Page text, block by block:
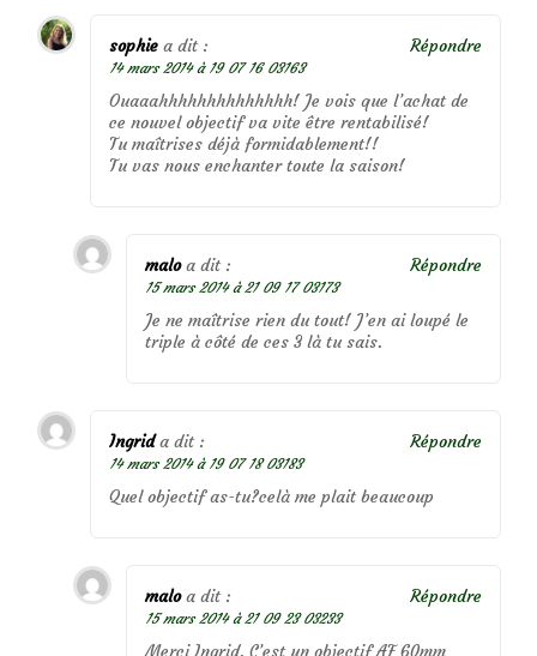
sophie a dit :
14 mars 2014 à 19 07 16 03163
Ouaaahhhhhhhhhhhhhh! Je vois que l’achat de
ce nouvel objectif va vite être rentabilisé!
Tu maîtrises déjà formidablement!!
Tu vas nous enchanter toute la saison!
Répondre
malo a dit :
15 mars 2014 à 21 09 17 03173
Je ne maîtrise rien du tout! J’en ai loupé le
triple à côté de ces 3 là tu sais.
Répondre
Ingrid a dit :
14 mars 2014 à 19 07 18 03183
Quel objectif as-tu?celà me plait beaucoup
Répondre
malo a dit :
15 mars 2014 à 21 09 23 03233
Merci Ingrid. C’est un objectif AF 60mm
Répondre